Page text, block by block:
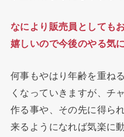
なにより販売員としても
嬉しいので今後のやる気
何事もやはり年齢を重ね
くなっていきますが、チ
作る事や、その先に得ら
来るようになれば気楽に